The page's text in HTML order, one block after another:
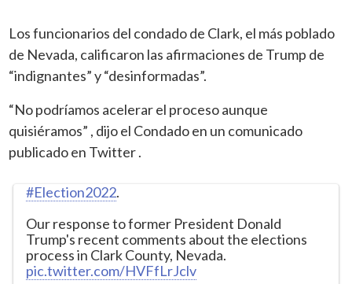
Los funcionarios del condado de Clark, el más poblado
de Nevada, calificaron las afirmaciones de Trump de
“indignantes” y “desinformadas”.
“No podríamos acelerar el proceso aunque
quisiéramos” , dijo el Condado en un comunicado
publicado en Twitter .
#Election2022.
Our response to former President Donald
Trump's recent comments about the elections
process in Clark County, Nevada.
pic.twitter.com/HVFfLrJclv